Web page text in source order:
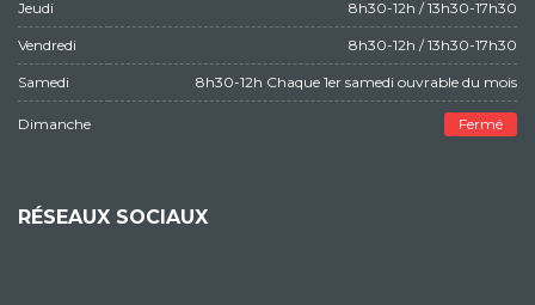
Jeudi 8h30-12h / 13h30-17h30
Vendredi 8h30-12h / 13h30-17h30
Samedi 8h30-12h Chaque 1er samedi ouvrable du mois
Dimanche Fermé
RÉSEAUX SOCIAUX